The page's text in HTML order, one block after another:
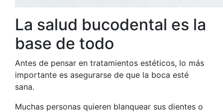
La salud bucodental es la
base de todo
Antes de pensar en tratamientos estéticos, lo más
importante es asegurarse de que la boca esté
sana.
Muchas personas quieren blanquear sus dientes o